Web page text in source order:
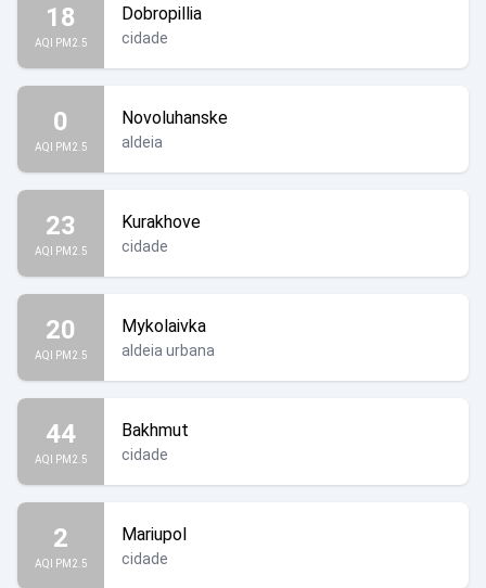
18
AQI PM2.5
Dobropillia
cidade
0
AQI PM2.5
Novoluhanske
aldeia
23
AQI PM2.5
Kurakhove
cidade
20
AQI PM2.5
Mykolaivka
aldeia urbana
44
AQI PM2.5
Bakhmut
cidade
2
AQI PM2.5
Mariupol
cidade